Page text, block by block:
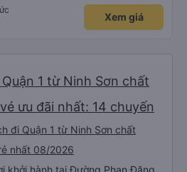
lặng (tắt âm thanh điện thoại) vào ban đêm
khác ngủ. Ngoài ra, nhà xe nên dán sẵn mật
dễ dàng sử dụng. Tôi vẫn sẽ tiếp tục ủng
Xem giá
1 từ Ninh Sơn chất
ưu đãi nhất: 14 chuyến
đi Quận 1 từ Ninh Sơn chất
nhất 08/2026
khởi hành tại Đường Phan Đăng